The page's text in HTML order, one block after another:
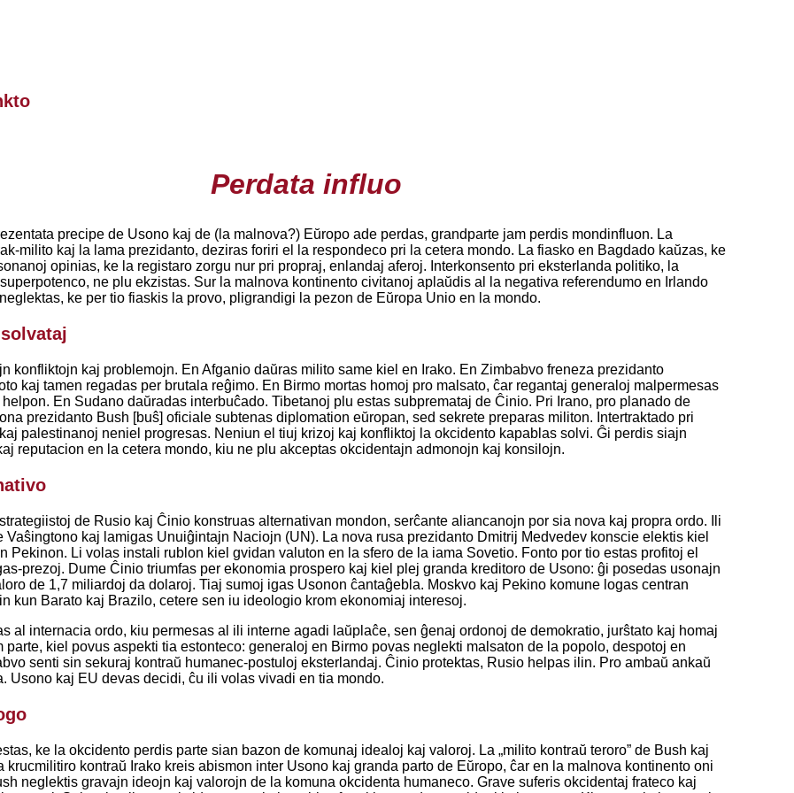
Perdata influo
precipe de Usono kaj de (la malnova?) Eŭropo ade perdas, grandparte jam perdis mondinfluon. La
milito kaj la lama prezidanto, deziras foriri el la respondeco pri la cetera mondo. La fiasko en Bagdado kaŭzas, ke
opinias, ke la registaro zorgu nur pri propraj, enlandaj aferoj. Interkonsento pri eksterlanda politiko, la
ne plu ekzistas. Sur la malnova kontinento civitanoj aplaŭdis al la negativa referendumo en Irlando
ke per tio fiaskis la provo, pligrandigi la pezon de Eŭropa Unio en la mondo.
konfliktojn kaj problemojn. En Afganio daŭras milito same kiel en Irako. En Zimbabvo freneza prezidanto
kaj tamen regadas per brutala reĝimo. En Birmo mortas homoj pro malsato, ĉar regantaj generaloj malpermesas
En Sudano daŭradas interbuĉado. Tibetanoj plu estas subpremataj de Ĉinio. Pri Irano, pro planado de
prezidanto Bush [buŝ] oficiale subtenas diplomation eŭropan, sed sekrete preparas militon. Intertraktado pri
palestinanoj neniel progresas. Neniun el tiuj krizoj kaj konfliktoj la okcidento kapablas solvi. Ĝi perdis siajn
reputacion en la cetera mondo, kiu ne plu akceptas okcidentajn admonojn kaj konsilojn.
de Rusio kaj Ĉinio konstruas alternativan mondon, serĉante aliancanojn por sia nova kaj propra ordo. Ili
Vaŝingtono kaj lamigas Unuiĝintajn Naciojn (UN). La nova rusa prezidanto Dmitrij Medvedev konscie elektis kiel
Pekinon. Li volas instali rublon kiel gvidan valuton en la sfero de la iama Sovetio. Fonto por tio estas profitoj el
prezoj. Dume Ĉinio triumfas per ekonomia prospero kaj kiel plej granda kreditoro de Usono: ĝi posedas usonajn
de 1,7 miliardoj da dolaroj. Tiaj sumoj igas Usonon ĉantaĝebla. Moskvo kaj Pekino komune logas centran
kun Barato kaj Brazilo, cetere sen iu ideologio krom ekonomiaj interesoj.
al internacia ordo, kiu permesas al ili interne agadi laŭplaĉe, sen ĝenaj ordonoj de demokratio, jurŝtato kaj homaj
parte, kiel povus aspekti tia estonteco: generaloj en Birmo povas neglekti malsaton de la popolo, despotoj en
senti sin sekuraj kontraŭ humanec-postuloj eksterlandaj. Ĉinio protektas, Rusio helpas ilin. Pro ambaŭ ankaŭ
Usono kaj EU devas decidi, ĉu ili volas vivadi en tia mondo.
ke la okcidento perdis parte sian bazon de komunaj idealoj kaj valoroj. La „milito kontraŭ teroro” de Bush kaj
krucmilitiro kontraŭ Irako kreis abismon inter Usono kaj granda parto de Eŭropo, ĉar en la malnova kontinento oni
neglektis gravajn ideojn kaj valorojn de la komuna okcidenta humaneco. Grave suferis okcidentaj frateco kaj